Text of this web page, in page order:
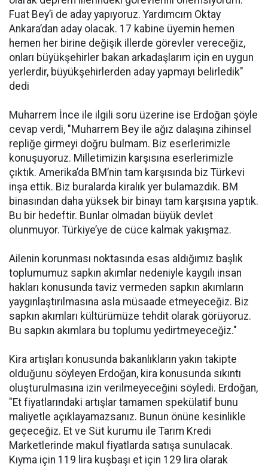
Fuat Bey’i de aday yapıyoruz. Yardımcım Oktay
Ankara’dan aday olacak. 17 kabine üyemin hemen
hemen her birine değişik illerde görevler vereceğiz,
onları büyükşehirler bakan arkadaşlarım için en uygun
yerlerdir, büyükşehirlerden aday yapmayı belirledik"
dedi
Muharrem İnce ile ilgili soru üzerine ise Erdoğan şöyle
cevap verdi, "Muharrem Bey ile ağız dalaşına zihinsel
repliğe girmeyi doğru bulmam. Biz eserlerimizle
konuşuyoruz. Milletimizin karşısına eserlerimizle
çıktık. Amerika’da BM’nin tam karşısında biz Türkevi
inşa ettik. Biz buralarda kiralık yer bulamazdık. BM
binasından daha yüksek bir binayı tam karşısına yaptık.
Bu bir hedeftir. Bunlar olmadan büyük devlet
olunmuyor. Türkiye’ye de cüce kalmak yakışmaz.
Ailenin korunması noktasında esas aldığımız başlık
toplumumuz sapkın akımlar nedeniyle kaygılı insan
hakları konusunda taviz vermeden sapkın akımların
yaygınlaştırılmasına asla müsaade etmeyeceğiz. Biz
sapkın akımları kültürümüze tehdit olarak görüyoruz.
Bu sapkın akımlara bu toplumu yedirtmeyeceğiz."
Kira artışları konusunda bakanlıkların yakın takipte
olduğunu söyleyen Erdoğan, kira konusunda sıkıntı
oluşturulmasına izin verilmeyeceğini söyledi. Erdoğan,
"Et fiyatlarındaki artışlar tamamen spekülatif bunu
maliyetle açıklayamazsanız. Bunun önüne kesinlikle
geçeceğiz. Et ve Süt kurumu ile Tarım Kredi
Marketlerinde makul fiyatlarda satışa sunulacak.
Kıyma için 119 lira kuşbaşı et için 129 lira olarak